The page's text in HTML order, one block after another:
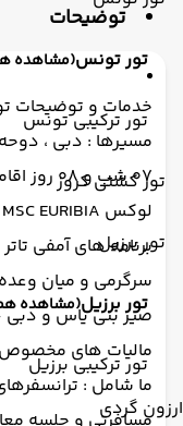
تور تونس(مشاهده
تور ترکیبی تونس
تور کشتی کروز
تور برزیل
تور برزیل(مشاهده
تور ترکیبی برزیل
ارزون گردی
توضیحات
خدمات و توضیحات تور
مسیرها : دبی ، دوحه
07 شب و
برنامه های آمفی
سرگرمی و میان وعده
صیر بنی یاس و دبی
مالیات های
ما شامل :